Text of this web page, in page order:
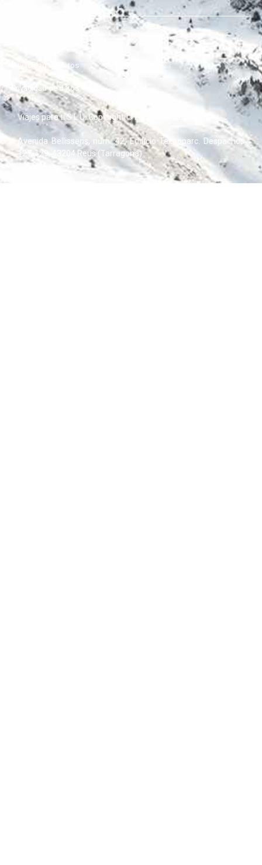
Condiciones generales
Privacidad de datos
Privacidad de datos
Viajes para ti S.L.U. Copyright © Esquiades.com 2020
Avenida Bellissens, núm. 42, Edificio Tecnoparc. Despachos
127-129, 43204 Reus (Tarragona)